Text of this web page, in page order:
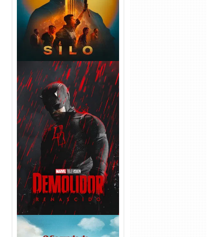
Demolidor: Renascido 2ª
Temporada (2026) WEB-DL
1080p Dual Áudio